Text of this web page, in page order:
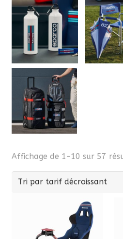
Affichage de 1–10 sur 57